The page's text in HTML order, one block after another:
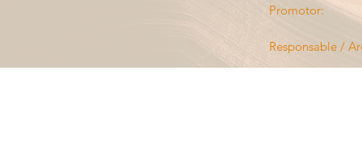
Promotor:
Responsable /